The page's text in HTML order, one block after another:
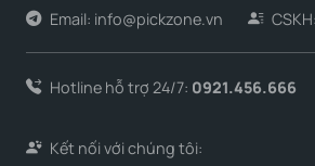
Email: info@pickzone.vn
Hotline hỗ trợ 24/7: 0921.456.666
Kết nối với chúng tôi: